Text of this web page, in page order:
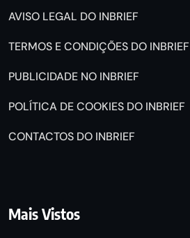
AVISO LEGAL DO INBRIEF
TERMOS E CONDIÇÕES DO INBRIEF
PUBLICIDADE NO INBRIEF
POLÍTICA DE COOKIES DO INBRIEF
CONTACTOS DO INBRIEF
Mais Vistos